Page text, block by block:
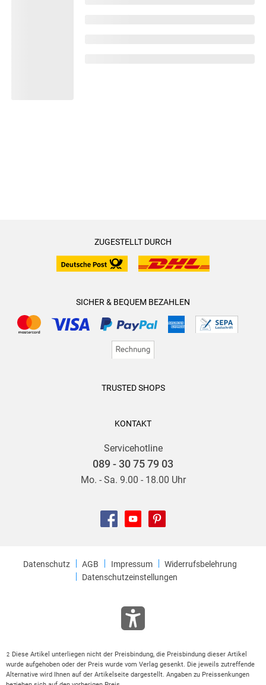
ZUGESTELLT DURCH
SICHER & BEQUEM BEZAHLEN
TRUSTED SHOPS
KONTAKT
Servicehotline
089 - 30 75 79 03
Mo. - Sa. 9.00 - 18.00 Uhr
Datenschutz AGB Impressum
Widerrufsbelehrung
Datenschutzeinstellungen
2
Diese Artikel unterliegen nicht der Preisbindung, die Preisbindung dieser Artikel
wurde aufgehoben oder der Preis wurde vom Verlag gesenkt. Die jeweils zutreffende
Alternative wird Ihnen auf der Artikelseite dargestellt. Angaben zu Preissenkungen